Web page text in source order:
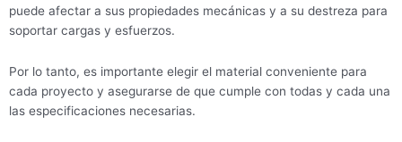
puede afectar a sus propiedades mecánicas y a su destreza para
soportar cargas y esfuerzos.
Por lo tanto, es importante elegir el material conveniente para
cada proyecto y asegurarse de que cumple con todas y cada una
las especificaciones necesarias.